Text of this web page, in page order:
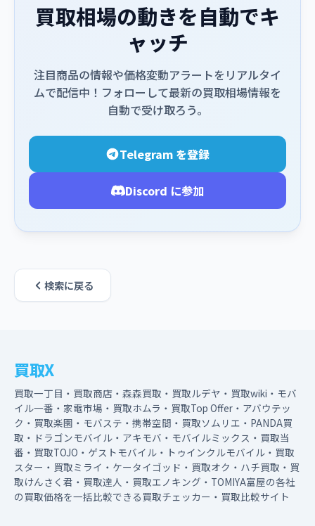
買取相場の動きを自動でキ
ャッチ
注目商品の情報や価格変動アラートをリアルタイ
ムで配信中！フォローして最新の買取相場情報を
自動で受け取ろう。
Telegram を登録
Discord に参加
検索に戻る
買取X
買取一丁目・買取商店・森森買取・買取ルデヤ・買取wiki・モバ
イル一番・家電市場・買取ホムラ・買取Top Offer・アバウテッ
ク・買取楽園・モバステ・携帯空間・買取ソムリエ・PANDA買
取・ドラゴンモバイル・アキモバ・モバイルミックス・買取当
番・買取TOJO・ゲストモバイル・トゥインクルモバイル・買取
スター・買取ミライ・ケータイゴッド・買取オク・ハチ買取・買
取けんさく君・買取達人・買取エノキング・TOMIYA富屋の各社
の買取価格を一括比較できる買取チェッカー・買取比較サイト